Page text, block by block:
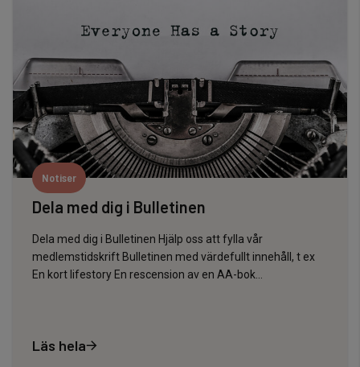
Notiser
Dela med dig i Bulletinen
Dela med dig i Bulletinen Hjälp oss att fylla vår
medlemstidskrift Bulletinen med värdefullt innehåll, t ex
En kort lifestory En rescension av en AA-bok…
Läs hela